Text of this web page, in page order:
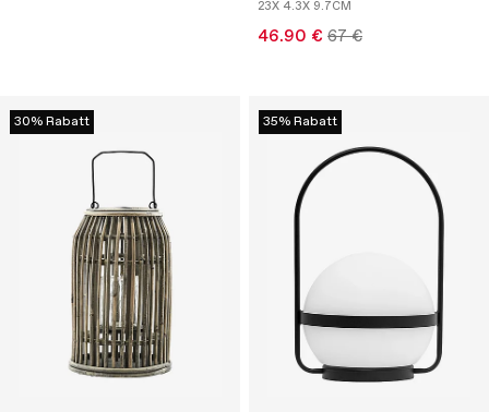
23X 4.3X 9.7CM
46.90 € 67 €
30% Rabatt 35% Rabatt